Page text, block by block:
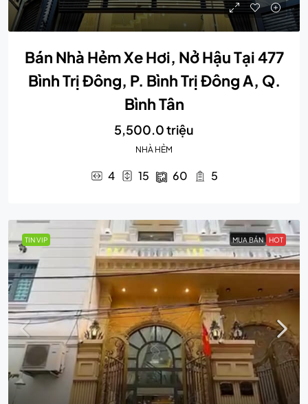
Bán Nhà Hẻm Xe Hơi, Nở Hậu Tại 477
Bình Trị Đông, P. Bình Trị Đông A, Q.
Bình Tân
5,500.0 triệu
NHÀ HẺM
4 15 60 5
TIN VIP MUA BÁN HOT